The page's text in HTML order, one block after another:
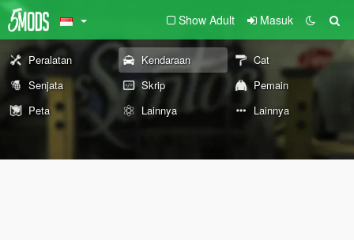
Show Adult Masuk
Peralatan Kendaraan
Cat
Senjata
Skrip
Pemain
Peta
Lainnya Lainnya